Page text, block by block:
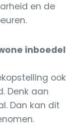
en de
inboedel
ook
Denk aan
Dan kan dit